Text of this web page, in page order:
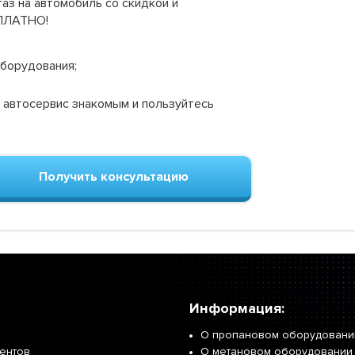
на автомобиль со скидкой и
знакомым и пользуйтесь
Получить консультацию
Информация:
О пропановом
О метановом оборудовании